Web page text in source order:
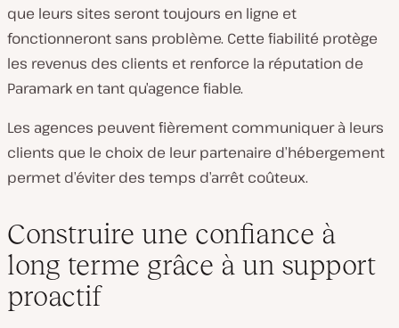
que leurs sites seront toujours en ligne et
fonctionneront sans problème. Cette fiabilité protège
les revenus des clients et renforce la réputation de
Paramark en tant qu’agence fiable.
Les agences peuvent fièrement communiquer à leurs
clients que le choix de leur partenaire d’hébergement
permet d’éviter des temps d’arrêt coûteux.
Construire une confiance à
long terme grâce à un support
proactif